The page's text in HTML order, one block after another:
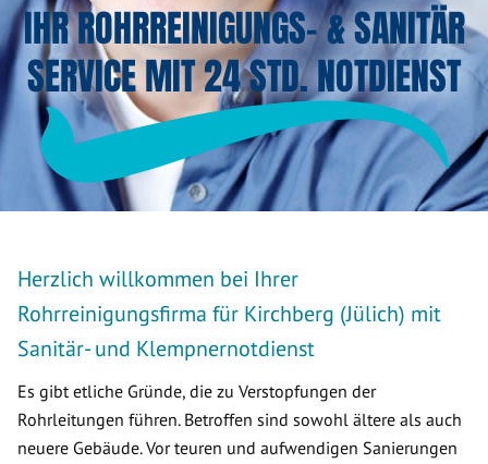
IHR ROHRREINIGUNGS- & SANITÄR
SERVICE MIT 24 STD. NOTDIENST
Herzlich willkommen bei Ihrer
Rohrreinigungsfirma für Kirchberg (Jülich) mit
Sanitär- und Klempnernotdienst
Es gibt etliche Gründe, die zu Verstopfungen der
Rohrleitungen führen. Betroffen sind sowohl ältere als auch
neuere Gebäude. Vor teuren und aufwendigen Sanierungen